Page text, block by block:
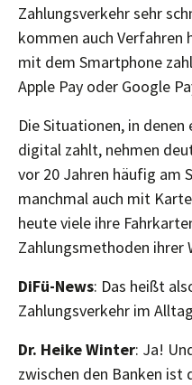
Zahlungsverkehr sehr
kommen auch Verfahren
mit dem Smartphone
Apple Pay oder Google
Die Situationen, in
digital zahlt, nehmen
vor 20 Jahren häufig am
manchmal auch mit
heute viele ihre
Zahlungsmethoden ihrer
DiFü-News: Das heißt
Zahlungsverkehr im
Dr. Heike Winter: Ja!
zwischen den Banken ist